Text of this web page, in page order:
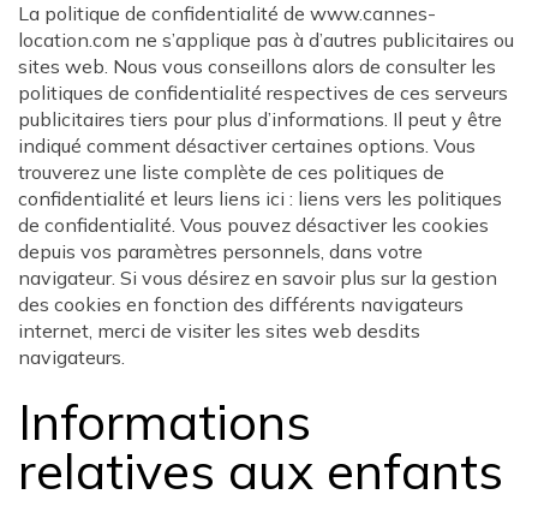
La politique de confidentialité de www.cannes-
location.com ne s’applique pas à d’autres publicitaires ou
sites web. Nous vous conseillons alors de consulter les
politiques de confidentialité respectives de ces serveurs
publicitaires tiers pour plus d’informations. Il peut y être
indiqué comment désactiver certaines options. Vous
trouverez une liste complète de ces politiques de
confidentialité et leurs liens ici : liens vers les politiques
de confidentialité. Vous pouvez désactiver les cookies
depuis vos paramètres personnels, dans votre
navigateur. Si vous désirez en savoir plus sur la gestion
des cookies en fonction des différents navigateurs
internet, merci de visiter les sites web desdits
navigateurs.
Informations
relatives aux enfants